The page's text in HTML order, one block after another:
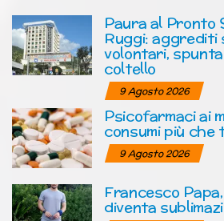
Paura al Pronto
Ruggi: aggrediti
volontari,
coltello
9 Agosto 2026
Psicofarmaci ai
consumi più
9 Agosto 2026
Francesco
diventa